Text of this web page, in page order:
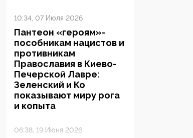
10:34, 07 Июля 2026
Пантеон «героям»-
пособникам нацистов и
противникам
Православия в Киево-
Печерской Лавре:
Зеленский и Ко
показывают миру рога
и копыта
06:38, 19 Июня 2026